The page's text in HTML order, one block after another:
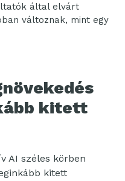
által elvárt
változnak, mint egy
kitett
AI széles körben
kitett